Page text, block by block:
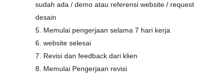
sudah ada / demo atau referensi website / request
desain
5. Memulai pengerjaan selama 7 hari kerja
6. website selesai
7. Revisi dan feedback dari klien
8. Memulai Pengerjaan revisi